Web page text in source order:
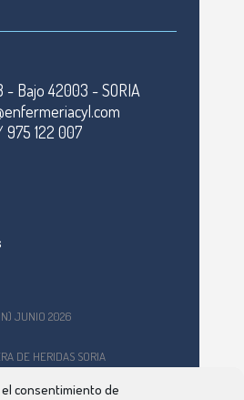
consentimiento de
- Bajo 42003 - SORIA
975 122 007
JUNIO 2026
DE HERIDAS SORIA
auxilios y prevención de riesgos